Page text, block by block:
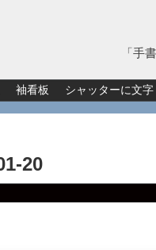
「手
袖看板 シャッターに文字
20